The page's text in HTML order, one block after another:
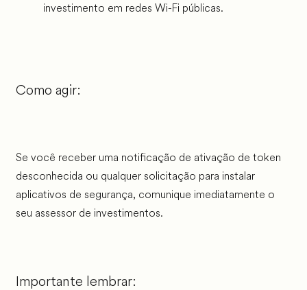
investimento em redes Wi-Fi públicas.
Como agir:
Se você receber uma notificação de ativação de token
desconhecida ou qualquer solicitação para instalar
aplicativos de segurança, comunique imediatamente o
seu assessor de investimentos.
Importante lembrar: